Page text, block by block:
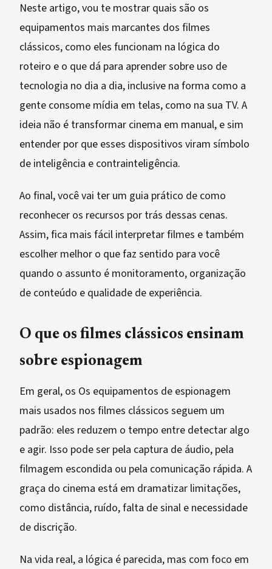
Neste artigo, vou te mostrar quais são os
equipamentos mais marcantes dos filmes
clássicos, como eles funcionam na lógica do
roteiro e o que dá para aprender sobre uso de
tecnologia no dia a dia, inclusive na forma como a
gente consome mídia em telas, como na sua TV. A
ideia não é transformar cinema em manual, e sim
entender por que esses dispositivos viram símbolo
de inteligência e contrainteligência.
Ao final, você vai ter um guia prático de como
reconhecer os recursos por trás dessas cenas.
Assim, fica mais fácil interpretar filmes e também
escolher melhor o que faz sentido para você
quando o assunto é monitoramento, organização
de conteúdo e qualidade de experiência.
O que os filmes clássicos ensinam
sobre espionagem
Em geral, os Os equipamentos de espionagem
mais usados nos filmes clássicos seguem um
padrão: eles reduzem o tempo entre detectar algo
e agir. Isso pode ser pela captura de áudio, pela
filmagem escondida ou pela comunicação rápida. A
graça do cinema está em dramatizar limitações,
como distância, ruído, falta de sinal e necessidade
de discrição.
Na vida real, a lógica é parecida, mas com foco em